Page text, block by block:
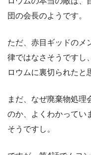
団の会長のようです。
ただ、赤目ギッドのメ
律ではなさそうですし
ロウムに裏切られたと
まだ、なぜ廃棄物処理
のか、よくわかってい
そうですし。